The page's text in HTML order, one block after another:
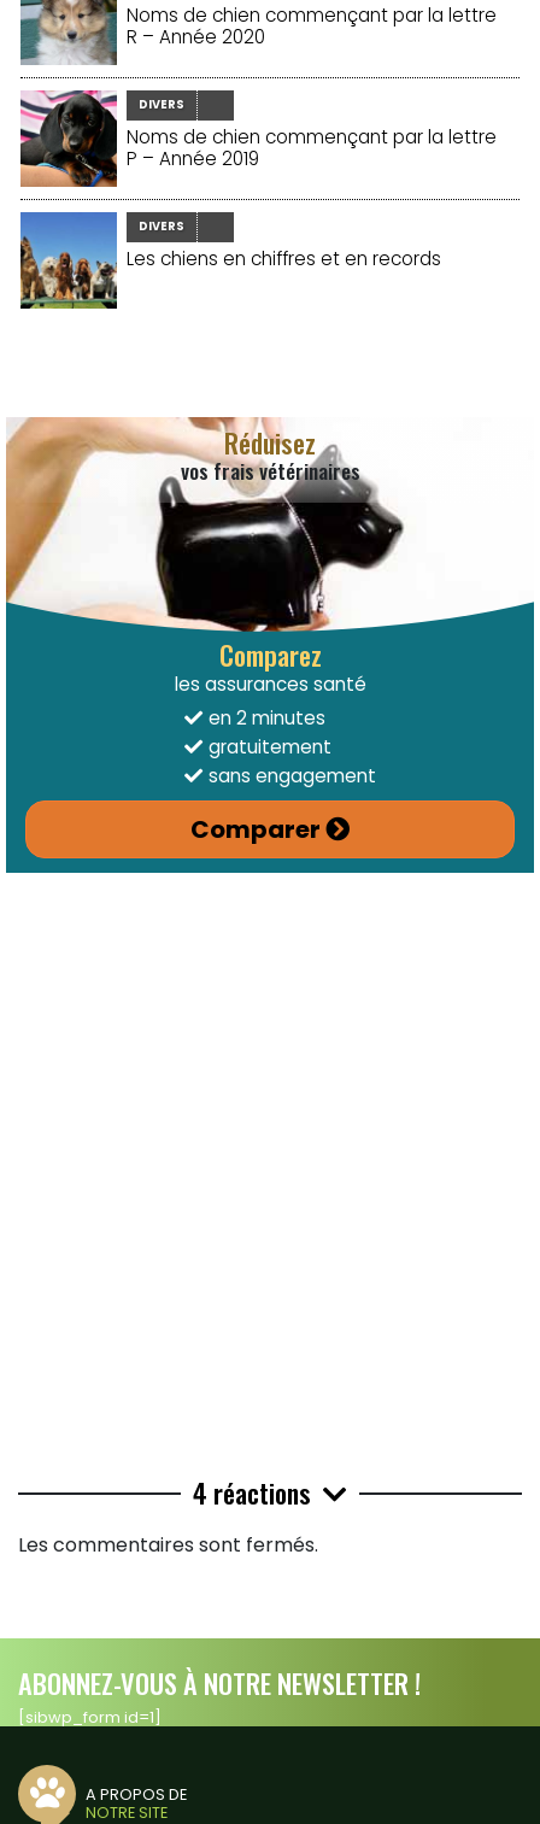
Noms de chien commençant par la lettre
R – Année 2020
DIVERS
Noms de chien commençant par la lettre
P – Année 2019
DIVERS
Les chiens en chiffres et en records
Réduisez
vos frais vétérinaires
Comparez
les assurances santé
en 2 minutes
gratuitement
sans engagement
Comparer
4 réactions
Les commentaires sont fermés.
ABONNEZ-VOUS À NOTRE NEWSLETTER !
[sibwp_form id=1]
A PROPOS DE
NOTRE SITE